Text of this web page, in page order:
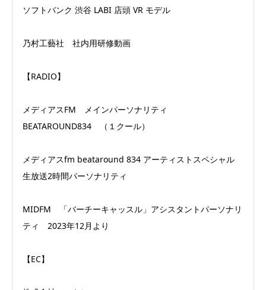
ソフトバンク 渋谷 LABI 店頭 VR モデル
乃村工藝社 社内用研修動画
【RADIO】
メディアスFM メインパーソナリティ
BEATAROUND834 （１クール）
メディアスfm beataround 834 アーティストスペシャル
生放送2時間パーソナリティ
MIDFM 「バーチーキャッスル」アシスタントパーソナリ
ティ 2023年12月より
【EC】